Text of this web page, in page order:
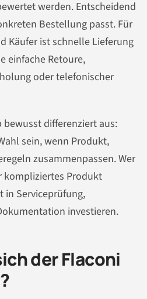
werden. Entscheidend
Bestellung passt. Für
Käufer ist schnelle Lieferung
einfache Retoure,
oder telefonischer
differenziert aus:
sein, wenn Produkt,
zusammenpassen. Wer
kompliziertes Produkt
Serviceprüfung,
investieren.
der Flaconi